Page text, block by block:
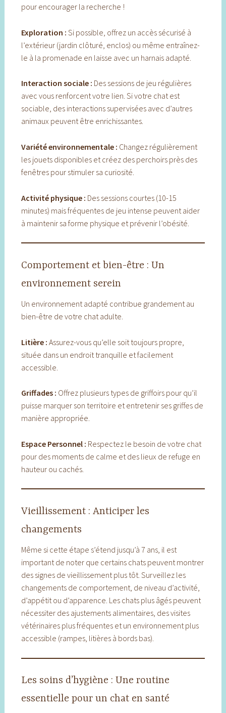
pour encourager la recherche !
Exploration : Si possible, offrez un accès sécurisé à
l’extérieur (jardin clôturé, enclos) ou même entraînez-
le à la promenade en laisse avec un harnais adapté.
Interaction sociale : Des sessions de jeu régulières
avec vous renforcent votre lien. Si votre chat est
sociable, des interactions supervisées avec d’autres
animaux peuvent être enrichissantes.
Variété environnementale : Changez régulièrement
les jouets disponibles et créez des perchoirs près des
fenêtres pour stimuler sa curiosité.
Activité physique : Des sessions courtes (10-15
minutes) mais fréquentes de jeu intense peuvent aider
à maintenir sa forme physique et prévenir l’obésité.
Comportement et bien-être : Un
environnement serein
Un environnement adapté contribue grandement au
bien-être de votre chat adulte.
Litière : Assurez-vous qu’elle soit toujours propre,
située dans un endroit tranquille et facilement
accessible.
Griffades : Offrez plusieurs types de griffoirs pour qu’il
puisse marquer son territoire et entretenir ses griffes de
manière appropriée.
Espace Personnel : Respectez le besoin de votre chat
pour des moments de calme et des lieux de refuge en
hauteur ou cachés.
Vieillissement : Anticiper les
changements
Même si cette étape s’étend jusqu’à 7 ans, il est
important de noter que certains chats peuvent montrer
des signes de vieillissement plus tôt. Surveillez les
changements de comportement, de niveau d’activité,
d’appétit ou d’apparence. Les chats plus âgés peuvent
nécessiter des ajustements alimentaires, des visites
vétérinaires plus fréquentes et un environnement plus
accessible (rampes, litières à bords bas).
Les soins d’hygiène : Une routine
essentielle pour un chat en santé